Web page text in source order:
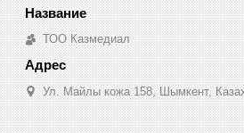
ТОО Казмедиал
Ул. Майлы кожа 158, Шымкент,